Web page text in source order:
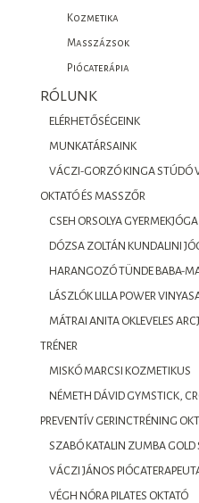
Kozmetika
Masszázsok
Piócaterápia
RÓLUNK
ELÉRHETŐSÉGEINK
MUNKATÁRSAINK
VÁCZI-GORZÓ KINGA STÚDÓ
OKTATÓ ÉS MASSZŐR
CSEH ORSOLYA
DÓZSA ZOLTÁN KUNDALINI
HARANGOZÓ TÜNDE BABA-
LÁSZLÓK LILLA POWER
MÁTRAI ANITA OKLEVELES
TRÉNER
MISKÓ MARCSI KOZMETIKUS
NÉMETH DÁVID GYMSTICK,
PREVENTÍV GERINCTRÉNING
SZABÓ KATALIN ZUMBA GOLD
VÁCZI JÁNOS
VÉGH NÓRA PILATES OKTATÓ